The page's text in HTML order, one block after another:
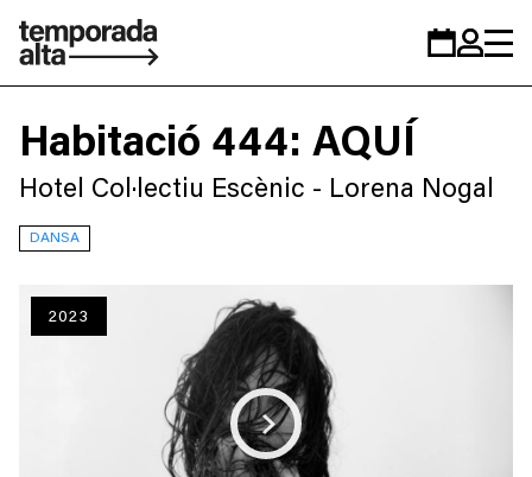
Temporada
personal
Habitació 444: AQUÍ
Hotel Col·lectiu Escènic - Lorena Nogal
DANSA
2023
Play